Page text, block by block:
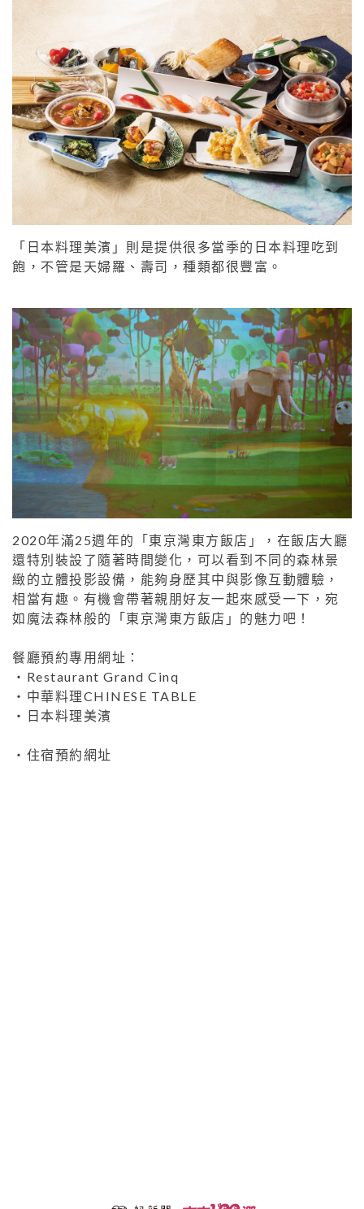
「日本料理美濱」則是提供很多當季的日本料理吃到
飽，不管是天婦羅、壽司，種類都很豐富。
2020年滿25週年的「東京灣東方飯店」，在飯店大廳
還特別裝設了隨著時間變化，可以看到不同的森林景
緻的立體投影設備，能夠身歷其中與影像互動體驗，
相當有趣。有機會帶著親朋好友一起來感受一下，宛
如魔法森林般的「東京灣東方飯店」的魅力吧！
餐廳預約專用網址：
・ Restaurant Grand Cinq
・ 中華料理CHINESE TABLE
・
日本料理美濱
・ 住宿預約網址